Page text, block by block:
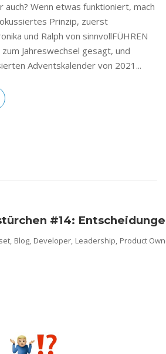
auch? Wenn etwas funktioniert, mach
Prinzip, zuerst
und Ralph von sinnvollFÜHREN
Jahreswechsel gesagt, und
Adventskalender von 2021...
#14:
, Blog, Developer, Leadership, Product